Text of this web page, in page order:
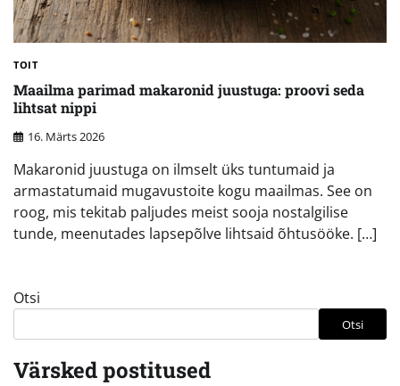
TOIT
Maailma parimad makaronid juustuga: proovi seda
lihtsat nippi
16. Märts 2026
Makaronid juustuga on ilmselt üks tuntumaid ja
armastatumaid mugavustoite kogu maailmas. See on
roog, mis tekitab paljudes meist sooja nostalgilise
tunde, meenutades lapsepõlve lihtsaid õhtusööke. […]
Otsi
Otsi
Värsked postitused